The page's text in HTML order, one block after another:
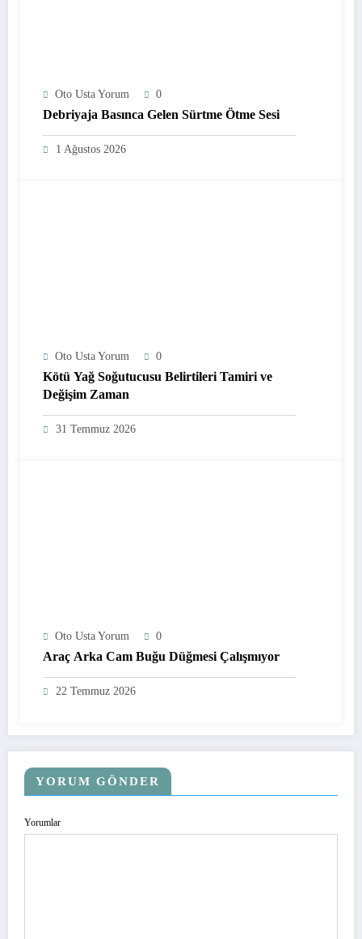
Oto Usta Yorum 0
Debriyaja Basınca Gelen Sürtme Ötme Sesi
1 Ağustos 2026
Oto Usta Yorum 0
Kötü Yağ Soğutucusu Belirtileri Tamiri ve
Değişim Zaman
31 Temmuz 2026
Oto Usta Yorum 0
Araç Arka Cam Buğu Düğmesi Çalışmıyor
22 Temmuz 2026
YORUM GÖNDER
Yorumlar